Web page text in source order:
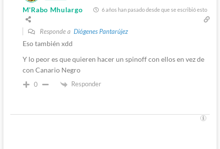
M'Rabo Mhulargo 6 años han pasado desde que se escribió esto
Responde a Diógenes Pantarújez
Eso también xdd
Y lo peor es que quieren hacer un spinoff con ellos en vez de
con Canario Negro
0 Responder